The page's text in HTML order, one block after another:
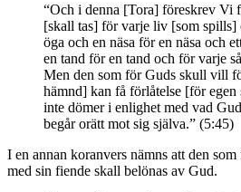
“Och i denna [Tora] föreskrev Vi
[skall tas] för varje liv [som spills]
öga och en näsa för en näsa och
en tand för en tand och för varje
Men den som för Guds skull vill
hämnd] kan få förlåtelse [för egen
inte dömer i enlighet med vad
begår orätt mot sig själva.” (5:45)
I en annan koranvers nämns att den
med sin fiende skall belönas av Gud.